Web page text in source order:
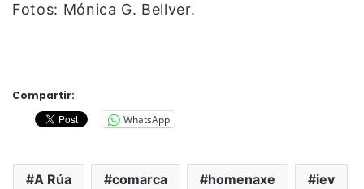
Fotos: Mónica G. Bellver.
Compartir:
WhatsApp
A Rúa comarca homenaxe iev